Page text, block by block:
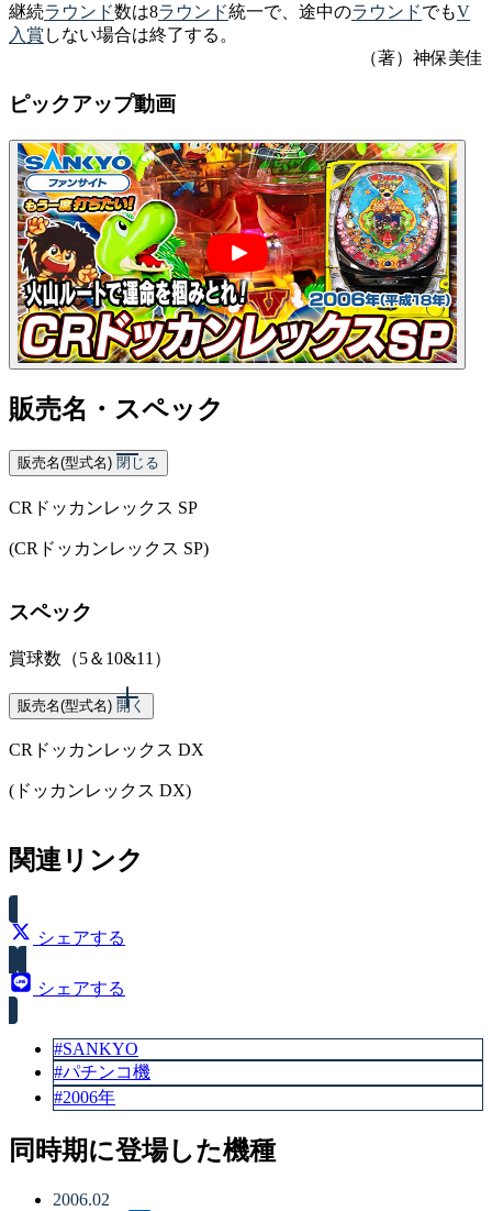
継続ラウンド数は8ラウンド統一で、途中のラウンドでもV
入賞 しない場合は終了する。
（著）神保美佳
ピックアップ動画
販売名・スペック
販売名(型式名) 閉じる
CRドッカンレックス SP
(CRドッカンレックス SP)
スペック
賞球数（5＆10&11）
販売名(型式名) 開く
CRドッカンレックス DX
(ドッカンレックス DX)
スペック
賞球数（5＆10&11）
関連リンク
シェアする
シェアする
#SANKYO
#パチンコ機
#2006年
同時期に登場した機種
2006.02